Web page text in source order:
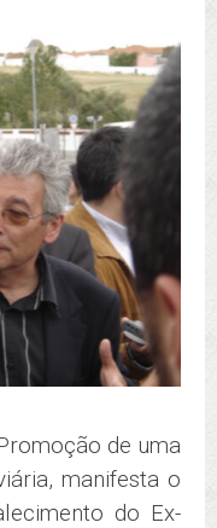
de uma
manifesta o
do Ex-